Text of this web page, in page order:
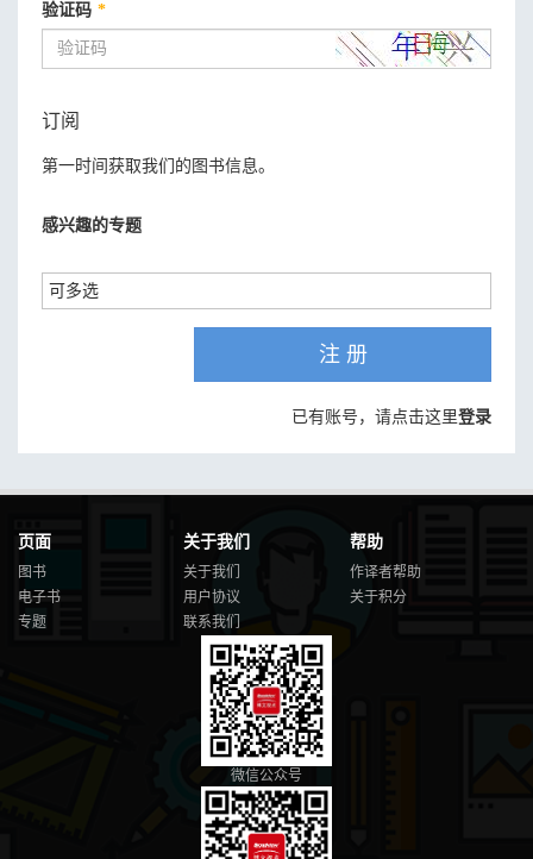
验证码 *
订阅
第一时间获取我们的图书信息。
感兴趣的专题
注 册
已有账号，请点击这里登录
页面
图书
电子书
专题
关于我们
关于我们
用户协议
联系我们
帮助
作译者帮助
关于积分
微信公众号